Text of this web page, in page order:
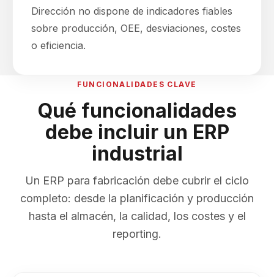
Dirección no dispone de indicadores fiables
sobre producción, OEE, desviaciones, costes
o eficiencia.
FUNCIONALIDADES CLAVE
Qué funcionalidades
debe incluir un ERP
industrial
Un ERP para fabricación debe cubrir el ciclo
completo: desde la planificación y producción
hasta el almacén, la calidad, los costes y el
reporting.